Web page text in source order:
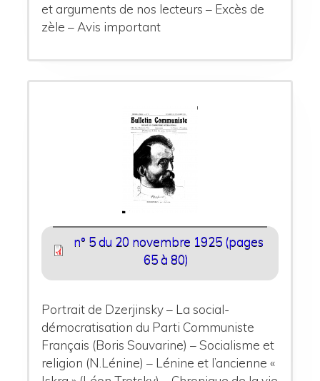
et arguments de nos lecteurs – Excès de
zèle – Avis important
n° 5 du 20 novembre 1925 (pages
65 à 80)
Portrait de Dzerjinsky – La social-
démocratisation du Parti Communiste
Français (Boris Souvarine) – Socialisme et
religion (N.Lénine) – Lénine et l’ancienne «